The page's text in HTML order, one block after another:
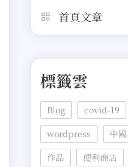
首頁文章
標籤雲
Blog covid-19
wordpress
中
作品
便利商店